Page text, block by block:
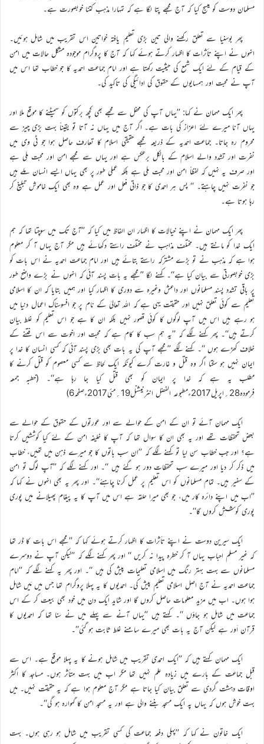
مسلمان دوست کو میسج کیا کہ آج مجھے پتا لگا ہے کہ تمہارا مذہب کتنا خوبصورت ہے۔
پھر بوسنیا سے تعلق رکھنے والی تین بڑی تعلیم یافتہ خواتین اس تقریب میں شامل ہوئیں۔
انہوں نے اپنے تأثرات کا اظہار کرتے ہوئے کہا کہ آج کا پروگرام موجودہ مشکل حالات میں امن
کے قیام کے لئے ایک شمع کی حیثیت رکھتا ہے اور امام جماعت احمدیہ کا جو خطاب تھا اس میں
آپ نے محبت اور ہمسایوں کے حقوق کی ادائیگی کی تاکید کی۔
پھر ایک مہمان نے کہا: ’’یہاں آپ کی محفل سے مجھے بھی کچھ برکتوں کو سمیٹنے کا موقع ملا اور
یہاں آنا میرے لئے اعزاز کی بات ہے۔ اگر آج میں یہاں نہ آتا تو یقیناً بہت بڑی چیز سے
محروم رہ جاتا۔ جماعت احمدیہ کے ذریعہ مجھے حقیقی اسلام کا تعارف حاصل ہوا جو ٹی وی میں
نفرت اور تشدد والے اسلام کے بالکل برعکس ہے اور یہاں سے مجھے امن اور محبت ملی ہے
اور صرف یہ نہیں کہ لفظاً امن اور محبت ملی ہے بلکہ عملی طور پر بھی یہاں ایسے انسان ملے ہیں
جو نفرت نہیں چاہتے۔ ‘‘ پس ہر احمدی کا جو ذاتی فعل اور عمل ہے وہ بھی ایک خاموش تبلیغ کر
رہا ہوتا ہے۔
پھر ایک مہمان نے اپنے خیالات کا اظہار ان الفاظ میں کیا کہ ’’آج تک میں سوچتا تھا کہ ہم
ایک خدا کو مانتے ہیں۔ مختلف مذاہب نے مختلف راستے دکھائے ہیں مگر آج یہاں آ کر معلوم
ہوا ہے کہ مذہب نے تو بڑے مشترکہ راستے بتائے ہیں اور امام جماعت احمدیہ نے اس بات کو
بڑی خوبصورتی سے بیان کیا ہے‘‘۔ کہنے لگا ’’مجھے یہ بات پسند آئی کہ انہوں نے بڑے واضح طور
پر باقی تشدد پسند مسلمانوں اور داعش وغیرہ سے دوری کا اظہار کیا اور ہمیں بتایا کہ ان کا اسلامی
تعلیم سے کوئی تعلق نہیں اور حقیقت یہی ہے کہ اللہ تعالیٰ کے نام پر جو افسوسناک اعمال دنیا میں
ہو رہے ہیں اس میں آپ لوگوں کا کوئی قصور نہیں بلکہ ان کا ہے جو اس تعلیم کو غلط بیان
کرتے ہیں‘‘۔ پھر کہنے لگے کہ ’’یہ ہم سب کا کام ہے کہ محبت اور اخوت سے اس فتنے کے
خلاف کھڑے ہوں ‘‘۔ کہنے لگے ’’مجھے آپ کی یہ بات بھی بڑی پسند آئی کہ کسی انسان کا خدا پر
ایمان نہیں ہو سکتا اگر وہ قتل و غارت کرے کیونکہ ایک لحاظ سے کسی معصوم کو قتل کرنے کا
مطلب یہ ہے کہ خدا پر ایمان کو بھی قتل کیا جا رہا ہے‘‘۔ (خطبہ جمعہ
فرمودہ28؍اپریل2017ءمطبوعہ الفضل انٹرنیشنل19؍مئی2017ءصفحہ6)
ایک مہمان آئے تو ان کے امن کے حوالے سے اور عورتوں کے حقوق کے حوالے سے
بعض تحفظات تھے اور یہ بھی ان کا سوال تھا کہ آپ کا خلیفہ امن کے لئے کیا کوششیں کرتا
ہے؟ اور جب خطاب سن لیا تو کہنے لگے کہ ’’ان سب باتوں کا جو میرے ذہن میں تھیں، خطاب
میں ذکر کر دیا اور میرے سب تحفظات دور ہو گئے ہیں ‘‘۔ اور کہنے لگے کہ ’’آپ لوگ تو امن
کے سفیر ہیں۔ تمام مسلمانوں کو اس تعلیم پر عمل کرنا چاہئے‘‘۔ اور پھر یہ بھی انہوں نے کہا کہ
’’اب میں اپنے دائرہ کار میں، جو بھی میرا حلقہ ہے اس میں آپ کا یہ پیغام پھیلانے میں پوری
پوری کوشش کروں گا‘‘۔
ایک سیرین دوست نے اپنے تأثرات کا اظہار کرتے ہوئے کہا کہ ’’مجھے اس بات کا ڈر تھا
کہ غیر مسلم احباب یہاں آ کر خطرہ پیدا نہ کریں ‘‘ اور پھر کہنے لگے کہ ’’لیکن آپ نے دوسرے
مسلمانوں سے بہت بہتر رنگ میں اسلامی تعلیمات پیش کی ہیں ‘‘۔ اور پھر یہ کہنے لگے کہ ’’امام
جماعت احمدیہ نے آج اصل اسلامی تعلیم پیش کی۔ احمدیوں کا یہ پہلا پروگرام تھا جس میں مَیں شامل
ہوا ہوں۔ اب میں مزید معلومات حاصل کروں گا اور شاید ایک دن میں خود بھی بیعت کر کے اس
جماعت میں شامل ہو جاؤں ‘‘۔ کہتے ہیں ’’یہاں آنے سے پہلے میں نے سنا تھا کہ احمدیوں کا
قرآن اَور ہے لیکن آج یہ بات بھی میرے سامنے غلط ثابت ہو گئی‘‘۔
ایک مہمان کہتے ہیں کہ ’’ایک احمدی تقریب میں شامل ہونے کا یہ پہلا موقع ہے۔ اس سے
قبل جماعت کے بارے میں زیادہ علم نہیں تھا مگر اب میں بہت متأثر ہوں۔ مساجد کا اکثر
اوقات دہشت گردی سے تعلق بیان کیا جاتا ہے مگر آج معلوم ہوا ہے کہ یہ حقیقت نہیں۔ میں
بہت خوش ہوں کہ یہاں پہ ایک مسجد بننے والی ہے اور یہ مسجد امن کا گہوارہ ہو گی‘‘۔
ایک خاتون نے کہا کہ ’’پہلی دفعہ جماعت کی کسی تقریب میں شامل ہو رہی ہوں۔ بہت